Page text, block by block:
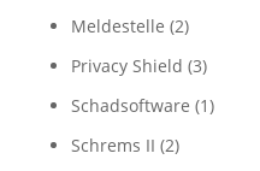
Meldestelle (2)
Privacy Shield (3)
Schadsoftware (1)
Schrems II (2)